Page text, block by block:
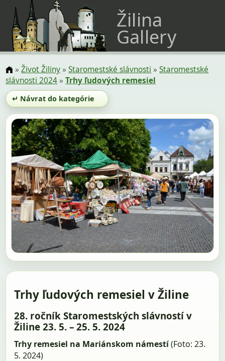
Žilina
Gallery
»Život Žiliny»Staromestské slávnosti »Staromestské
slávnosti 2024»Trhy ľudových remesiel
↵ Návrat do kategórie
Trhy ľudových remesiel v Žiline
28. ročník Staromestských slávností v
Žiline 23. 5. – 25. 5. 2024
Trhy remesiel na Mariánskom námestí(Foto: 23.
5. 2024)